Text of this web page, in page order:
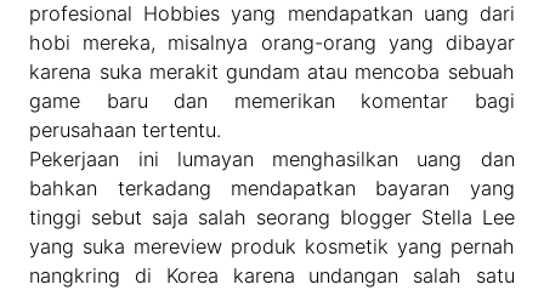
profesional Hobbies yang mendapatkan uang dari
hobi mereka, misalnya orang-orang yang dibayar
karena suka merakit gundam atau mencoba sebuah
game baru dan memerikan komentar bagi
perusahaan tertentu.
Pekerjaan ini lumayan menghasilkan uang dan
bahkan terkadang mendapatkan bayaran yang
tinggi sebut saja salah seorang blogger Stella Lee
yang suka mereview produk kosmetik yang pernah
nangkring di Korea karena undangan salah satu